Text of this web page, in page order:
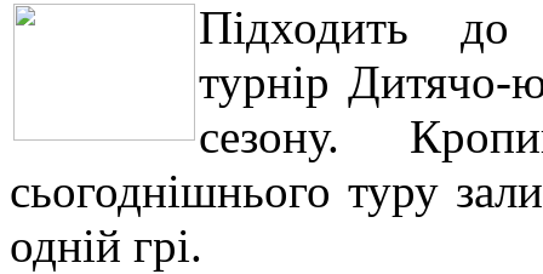
Підходить до
турнір Дитячо-
сезону.
сьогоднішнього туру
одній грі.